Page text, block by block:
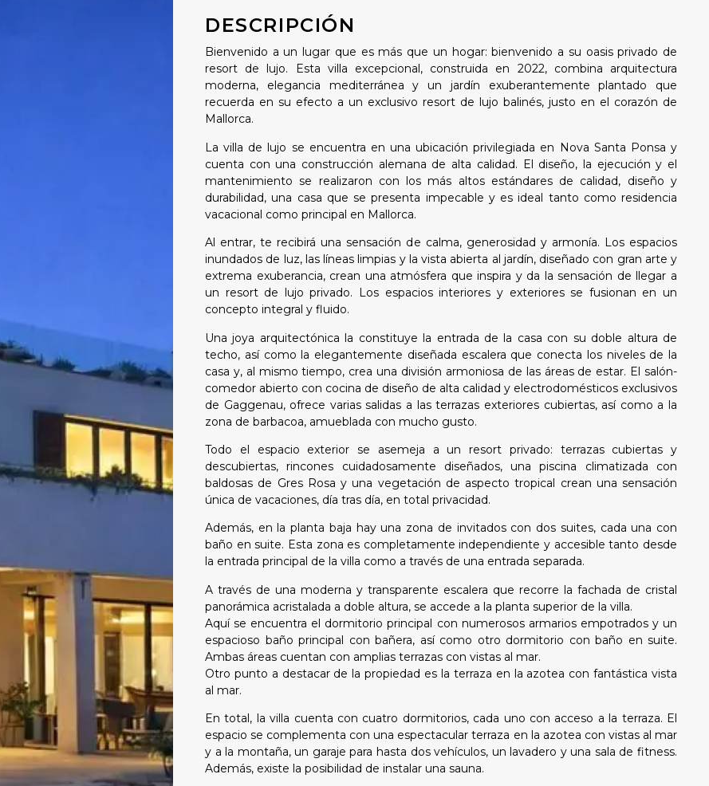
DESCRIPCIÓN
Bienvenido a un lugar que es más que un hogar: bienvenido a su oasis privado de
resort de lujo. Esta villa excepcional, construida en 2022, combina arquitectura
moderna, elegancia mediterránea y un jardín exuberantemente plantado que
recuerda en su efecto a un exclusivo resort de lujo balinés, justo en el corazón de
Mallorca.
La villa de lujo se encuentra en una ubicación privilegiada en Nova Santa Ponsa y
cuenta con una construcción alemana de alta calidad. El diseño, la ejecución y el
mantenimiento se realizaron con los más altos estándares de calidad, diseño y
durabilidad, una casa que se presenta impecable y es ideal tanto como residencia
vacacional como principal en Mallorca.
Al entrar, te recibirá una sensación de calma, generosidad y armonía. Los espacios
inundados de luz, las líneas limpias y la vista abierta al jardín, diseñado con gran arte y
extrema exuberancia, crean una atmósfera que inspira y da la sensación de llegar a
un resort de lujo privado. Los espacios interiores y exteriores se fusionan en un
concepto integral y fluido.
Una joya arquitectónica la constituye la entrada de la casa con su doble altura de
techo, así como la elegantemente diseñada escalera que conecta los niveles de la
casa y, al mismo tiempo, crea una división armoniosa de las áreas de estar. El salón-
comedor abierto con cocina de diseño de alta calidad y electrodomésticos exclusivos
de Gaggenau, ofrece varias salidas a las terrazas exteriores cubiertas, así como a la
zona de barbacoa, amueblada con mucho gusto.
Todo el espacio exterior se asemeja a un resort privado: terrazas cubiertas y
descubiertas, rincones cuidadosamente diseñados, una piscina climatizada con
baldosas de Gres Rosa y una vegetación de aspecto tropical crean una sensación
única de vacaciones, día tras día, en total privacidad.
Además, en la planta baja hay una zona de invitados con dos suites, cada una con
baño en suite. Esta zona es completamente independiente y accesible tanto desde
la entrada principal de la villa como a través de una entrada separada.
A través de una moderna y transparente escalera que recorre la fachada de cristal
panorámica acristalada a doble altura, se accede a la planta superior de la villa.
Aquí se encuentra el dormitorio principal con numerosos armarios empotrados y un
espacioso baño principal con bañera, así como otro dormitorio con baño en suite.
Ambas áreas cuentan con amplias terrazas con vistas al mar.
Otro punto a destacar de la propiedad es la terraza en la azotea con fantástica vista
al mar.
En total, la villa cuenta con cuatro dormitorios, cada uno con acceso a la terraza. El
espacio se complementa con una espectacular terraza en la azotea con vistas al mar
y a la montaña, un garaje para hasta dos vehículos, un lavadero y una sala de fitness.
Además, existe la posibilidad de instalar una sauna.